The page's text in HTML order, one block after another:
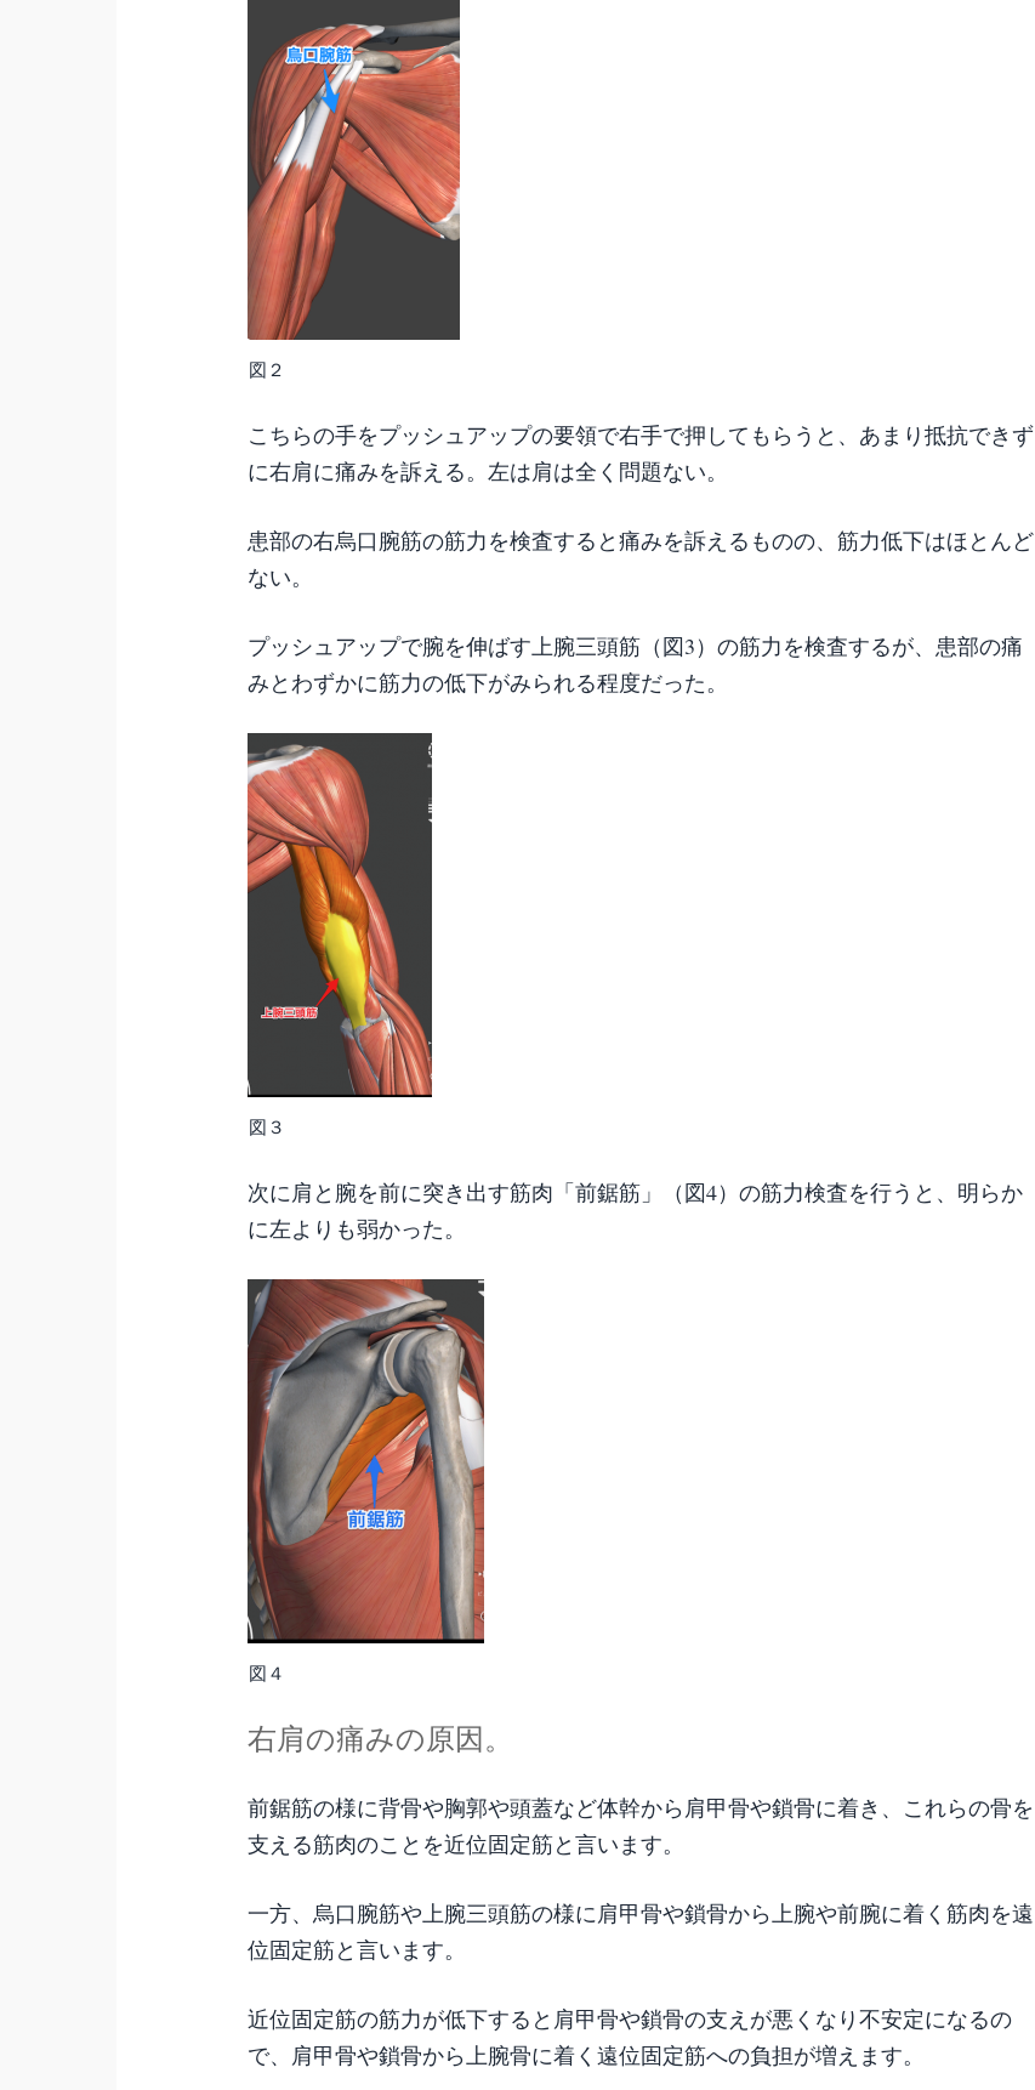
図２
こちらの手をプッシュアップの要領で右手で押してもらうと、あまり抵抗できず
に右肩に痛みを訴える。左は肩は全く問題ない。
患部の右烏口腕筋の筋力を検査すると痛みを訴えるものの、筋力低下はほとんど
ない。
プッシュアップで腕を伸ばす上腕三頭筋（図3）の筋力を検査するが、患部の痛
みとわずかに筋力の低下がみられる程度だった。
図３
次に肩と腕を前に突き出す筋肉「前鋸筋」（図4）の筋力検査を行うと、明らか
に左よりも弱かった。
図４
右肩の痛みの原因。
前鋸筋の様に背骨や胸郭や頭蓋など体幹から肩甲骨や鎖骨に着き、これらの骨を
支える筋肉のことを近位固定筋と言います。
一方、烏口腕筋や上腕三頭筋の様に肩甲骨や鎖骨から上腕や前腕に着く筋肉を遠
位固定筋と言います。
近位固定筋の筋力が低下すると肩甲骨や鎖骨の支えが悪くなり不安定になるの
で、肩甲骨や鎖骨から上腕骨に着く遠位固定筋への負担が増えます。